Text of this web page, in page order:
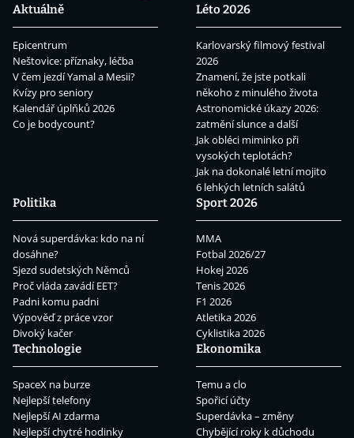
Aktuálně
Epicentrum
Neštovice: příznaky, léčba
V čem jezdí Yamal a Mesii?
Kvízy pro seniory
Kalendář úplňků 2026
Co je bodycount?
Léto 2026
Karlovarský filmový festival
2026
Znamení, že jste potkali
někoho z minulého života
Astronomické úkazy 2026:
zatmění slunce a další
Jak obléci miminko při
vysokých teplotách?
Jak na dokonalé letní mojito
6 lehkých letních salátů
Politika
Nová superdávka: kdo na ní
dosáhne?
Sjezd sudetských Němců
Proč vláda zavádí EET?
Padni komu padni
Výpověď z práce vzor
Divoký kačer
Sport 2026
MMA
Fotbal 2026/27
Hokej 2026
Tenis 2026
F1 2026
Atletika 2026
Cyklistika 2026
Technologie
SpaceX na burze
Nejlepší telefony
Nejlepší AI zdarma
Nejlepší chytré hodinky
Ekonomika
Temu a clo
Spořicí účty
Superdávka – změny
Chybějící roky k důchodu